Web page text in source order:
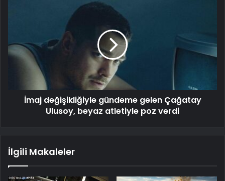
İmaj değişikliğiyle gündeme gelen Çağatay
Ulusoy, beyaz atletiyle poz verdi
İlgili Makaleler